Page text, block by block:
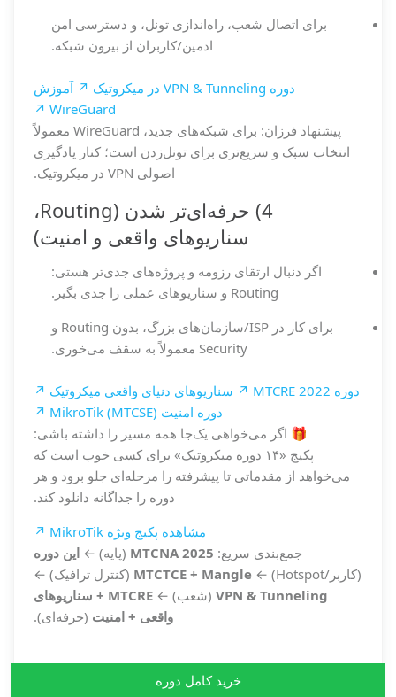
برای اتصال شعب، راه‌اندازی تونل، و دسترسی امن
ادمین/کاربران از بیرون شبکه.
دوره VPN & Tunneling در میکروتیک ↗
آموزش
WireGuard ↗
پیشنهاد فرزان: برای شبکه‌های جدید، WireGuard معمولاً
انتخاب سبک و سریع‌تری برای تونل‌زدن است؛ کنار یادگیری
اصولی VPN در میکروتیک.
4) حرفه‌ای‌تر شدن (Routing،
سناریوهای واقعی و امنیت)
اگر دنبال ارتقای رزومه و پروژه‌های جدی‌تر هستی:
Routing و سناریوهای عملی را جدی بگیر.
برای کار در ISP/سازمان‌های بزرگ، بدون Routing و
Security معمولاً به سقف می‌خوری.
دوره MTCRE 2022 ↗
سناریوهای دنیای واقعی میکروتیک ↗
دوره امنیت MikroTik (MTCSE) ↗
🎁 اگر می‌خواهی یک‌جا همه مسیر را داشته باشی:
پکیج «۱۴ دوره میکروتیک» برای کسی خوب است که
می‌خواهد از مقدماتی تا پیشرفته را مرحله‌ای جلو برود و هر
دوره را جداگانه دانلود کند.
مشاهده پکیج ویژه MikroTik ↗
جمع‌بندی سریع: MTCNA 2025 (پایه) ←این دوره
(کاربر/Hotspot) ←
MTCTCE + Mangle (کنترل ترافیک) ←
VPN & Tunneling (شعب) ←
MTCRE + سناریوهای
واقعی + امنیت (حرفه‌ای).
خرید کامل دوره